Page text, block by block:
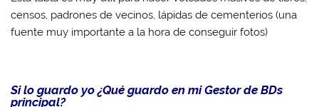
censos, padrones de vecinos, lápidas de cementerios (una
fuente muy importante a la hora de conseguir fotos)
Si lo guardo yo ¿Qué guardo en mi Gestor de BDs
principal?